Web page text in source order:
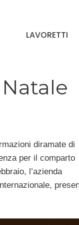
LAVORETTI
diramate di
per il comparto
l’azienda